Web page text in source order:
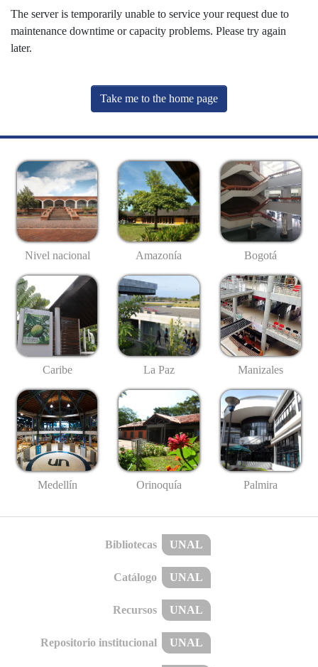
The server is temporarily unable to service your request due to
maintenance downtime or capacity problems. Please try again
later.
Take me to the home page
Nivel nacional Amazonía Bogotá
Caribe La Paz Manizales
Medellín Orinoquía Palmira
Bibliotecas UNAL
Catálogo UNAL
Recursos UNAL
Repositorio institucional UNAL